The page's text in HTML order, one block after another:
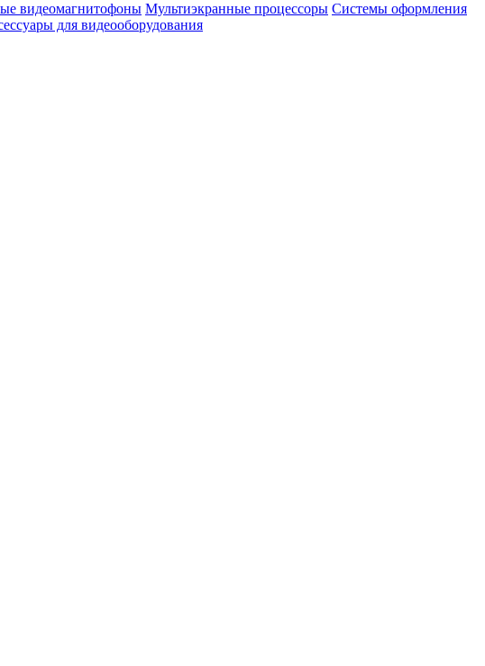
видеомагнитофоны Мультиэкранные процессоры Системы оформления
для видеооборудования